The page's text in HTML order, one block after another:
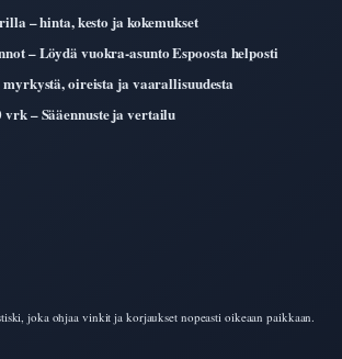
– hinta, kesto ja kokemukset
– Löydä vuokra-asunto Espoosta helposti
oireista ja vaarallisuudesta
vrk – Sääennuste ja vertailu
joka ohjaa vinkit ja korjaukset nopeasti oikeaan paikkaan.